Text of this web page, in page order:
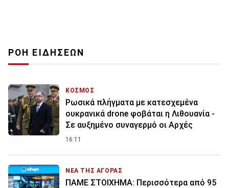
ΡΟΗ ΕΙΔΗΣΕΩΝ
ΚΟΣΜΟΣ
Ρωσικά πλήγματα με κατεσχεμένα
ουκρανικά drone φοβάται η Λιθουανία -
Σε αυξημένο συναγερμό οι Αρχές
16:11
ΝΕΑ ΤΗΣ ΑΓΟΡΑΣ
ΠΑΜΕ ΣΤΟΙΧΗΜΑ: Περισσότερα από 95